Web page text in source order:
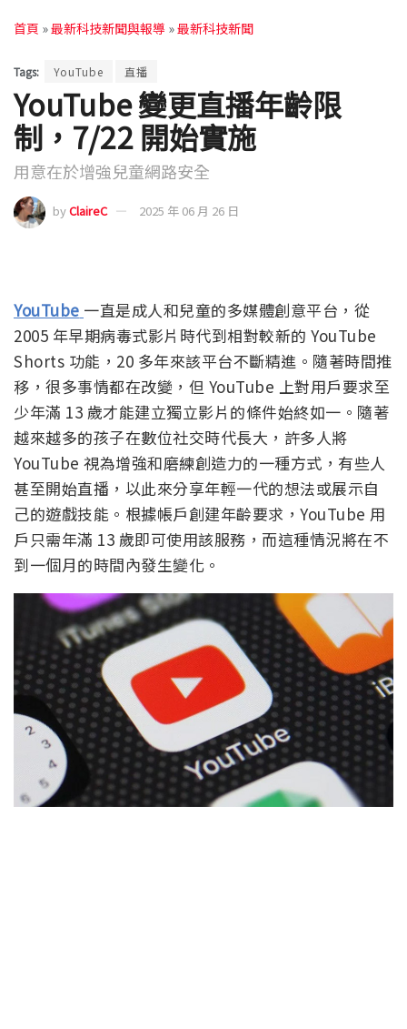
首頁 »最新科技新聞與報導 »最新科技新聞
Tags: YouTube 直播
YouTube 變更直播年齡限
制，7/22 開始實施
用意在於增強兒童網路安全
byClaireC 2025 年 06 月 26 日
YouTube 一直是成人和兒童的多媒體創意平台，從
2005 年早期病毒式影片時代到相對較新的 YouTube
Shorts 功能，20 多年來該平台不斷精進。隨著時間推
移，很多事情都在改變，但 YouTube 上對用戶要求至
少年滿 13 歲才能建立獨立影片的條件始終如一。隨著
越來越多的孩子在數位社交時代長大，許多人將
YouTube 視為增強和磨練創造力的一種方式，有些人
甚至開始直播，以此來分享年輕一代的想法或展示自
己的遊戲技能。根據帳戶創建年齡要求，YouTube 用
戶只需年滿 13 歲即可使用該服務，而這種情況將在不
到一個月的時間內發生變化。